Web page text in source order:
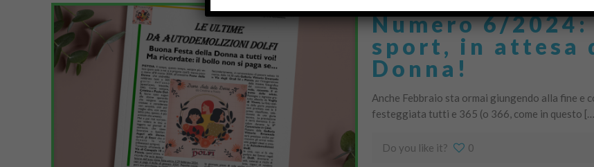
Numero 6/
sport, in attesa
Donna!
Anche Febbraio sta ormai giungendo alla fine e
festeggiata tutti e 365 (o 366, come in questo
Do you like it? 0